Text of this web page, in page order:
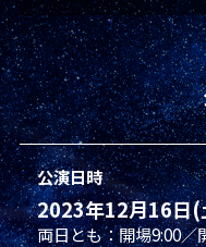
公演日時
2023年12月16
両⽇とも：開場9:00／